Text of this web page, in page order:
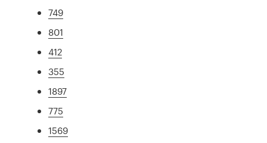
749
801
412
355
1897
775
1569